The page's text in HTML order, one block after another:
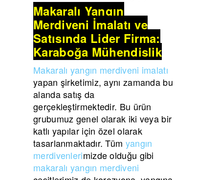
Makaralı Yangın
Merdiveni İmalatı ve
Satışında Lider Firma:
Karaboğa Mühendislik
Makaralı yangın merdiveni imalatı
yapan şirketimiz, aynı zamanda bu
alanda satış da
gerçekleştirmektedir. Bu ürün
grubumuz genel olarak iki veya bir
katlı yapılar için özel olarak
tasarlanmaktadır. Tüm yangın
merdivenlerimizde olduğu gibi
makaralı yangın merdiveni